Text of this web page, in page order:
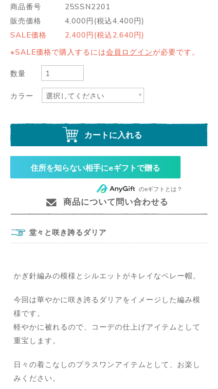
商品番号
25SSN2201
販売価格
4,000円(税込4,400円)
SALE価格
2,400円(税込2,640円)
※SALE価格で購入するには会員ログインが必要です。
数量
カラー
カートに入れる
住所を知らない相手にeギフトで贈る
のeギフトとは？
商品について問い合わせる
堂々と咲き誇るダリア
かぎ針編みの模様とシルエットがキレイなベレー帽。
今回は華やかに咲き誇るダリアをイメージした編み模
様です。
軽やかに被れるので、コーデの仕上げアイテムとして
重宝します。
日々の着こなしのプラスワンアイテムとして、お楽し
みください。